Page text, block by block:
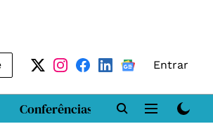
Entrar
Conferências DN LAB